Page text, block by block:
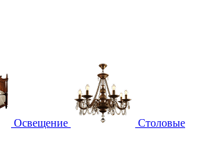
Освещение Столовые